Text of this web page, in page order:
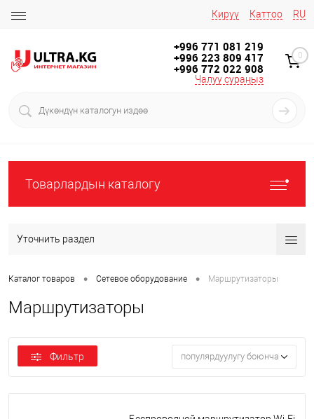
Кирүү Каттоо RU
+996 771 081 219
+996 223 809 417
+996 772 022 908
Чалуу сураңыз
0
Товарлардын каталогу
Уточнить раздел
Каталог товаров • Сетевое оборудование • Маршрутизаторы
Маршрутизаторы
Фильтр популярдуулугу боюнча